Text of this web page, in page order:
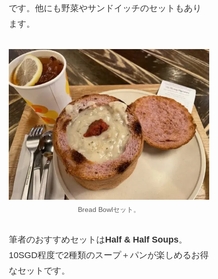
です。他にも野菜やサンドイッチのセットもあり
ます。
Bread Bowlセット。
筆者のおすすめセットはHalf & Half Soups。
10SGD程度で2種類のスープ＋パンが楽しめるお得
なセットです。